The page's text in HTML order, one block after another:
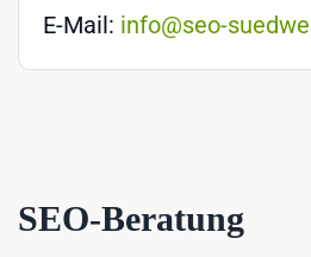
E-Mail: info@seo-
SEO-Beratung